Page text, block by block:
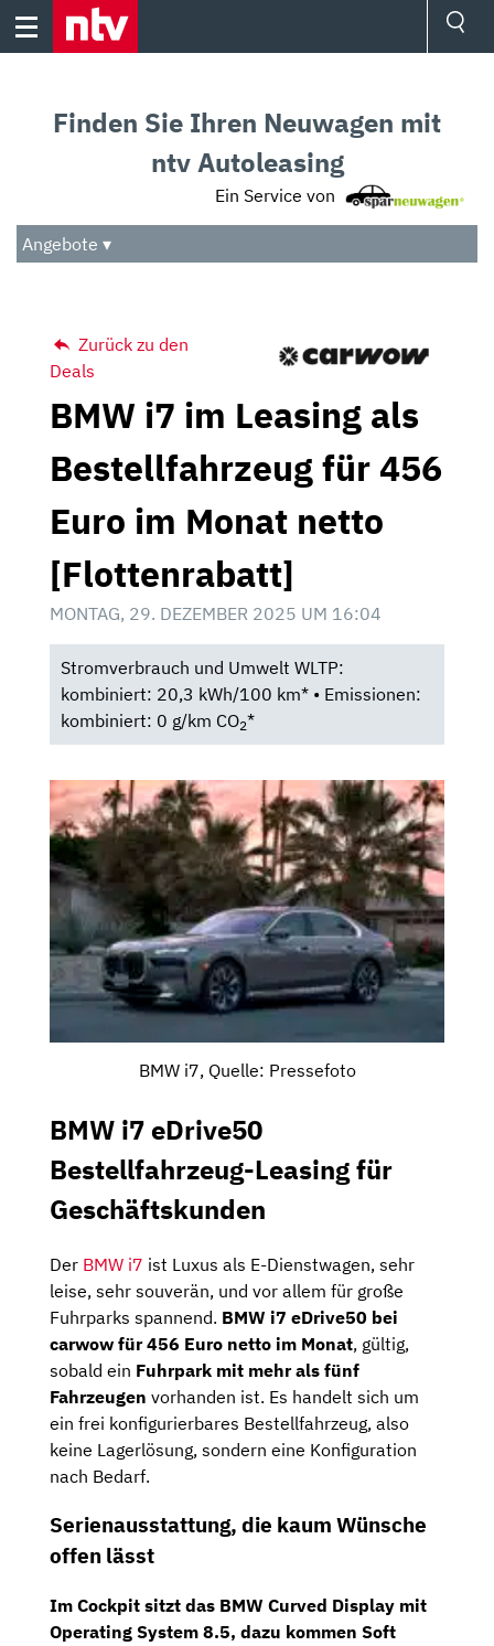
Skip
Audio
Das Beste
Finden Sie Ihren Neuwagen mit
ntv Autoleasing
Ein Service von
Angebote ▾
Zurück zu den
Deals
BMW i7 im Leasing als
Bestellfahrzeug für 456
Euro im Monat netto
[Flottenrabatt]
MONTAG, 29. DEZEMBER 2025 UM 16:04
Stromverbrauch und Umwelt WLTP:
kombiniert: 20,3 kWh/100 km* • Emissionen:
kombiniert: 0 g/km CO2*
BMW i7, Quelle: Pressefoto
BMW i7 eDrive50
Bestellfahrzeug-Leasing für
Geschäftskunden
Der BMW i7 ist Luxus als E-Dienstwagen, sehr
leise, sehr souverän, und vor allem für große
Fuhrparks spannend. BMW i7 eDrive50 bei
carwow für 456 Euro netto im Monat, gültig,
sobald ein Fuhrpark mit mehr als fünf
Fahrzeugen vorhanden ist. Es handelt sich um
ein frei konfigurierbares Bestellfahrzeug, also
keine Lagerlösung, sondern eine Konfiguration
nach Bedarf.
Serienausstattung, die kaum Wünsche
offen lässt
Im Cockpit sitzt das BMW Curved Display mit
Operating System 8.5, dazu kommen Soft